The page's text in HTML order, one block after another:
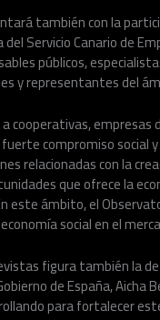
también con la
Servicio Canario de
públicos,
y representantes del
cooperativas,
compromiso
relacionadas con la
que ofrece la
ámbito, el
social en el
figura también la
de España,
para fortalecer